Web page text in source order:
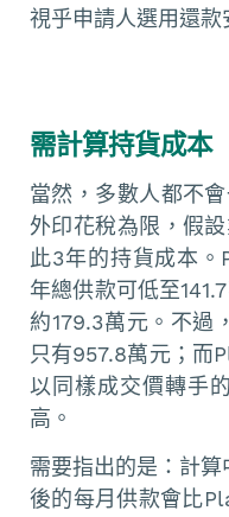
視乎申請人選用還款
需計算持貨成本
當然，多數人都不
外印花稅為限，假
此3年的持貨成本
年總供款可低至
約179.3萬元。不過
只有957.8萬元；而
以同樣成交價轉手
高。
需要指出的是：計
後的每月供款會比